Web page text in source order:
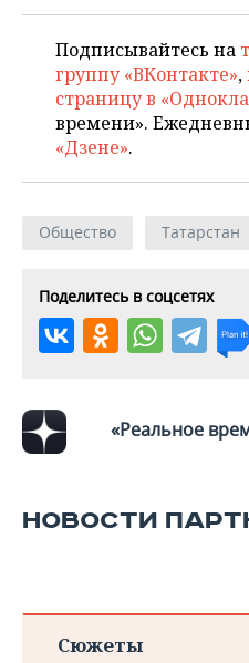
Подписывайтесь на
группу «ВКонтакте»,
страницу в
времени».
«Дзене».
Общество Татарстан
Поделитесь в соцсетях
«Реальное
НОВОСТИ
Сюжеты